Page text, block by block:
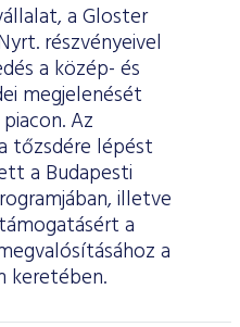
a Gloster
részvényeivel
a közép- és
megjelenését
Az
tőzsdére lépést
a Budapesti
illetve
a
a
keretében.